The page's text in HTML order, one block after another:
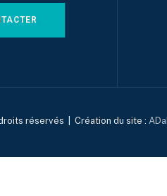
réservés | Création du site :